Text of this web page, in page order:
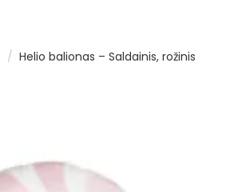
Helio balionas – Saldainis, rožinis